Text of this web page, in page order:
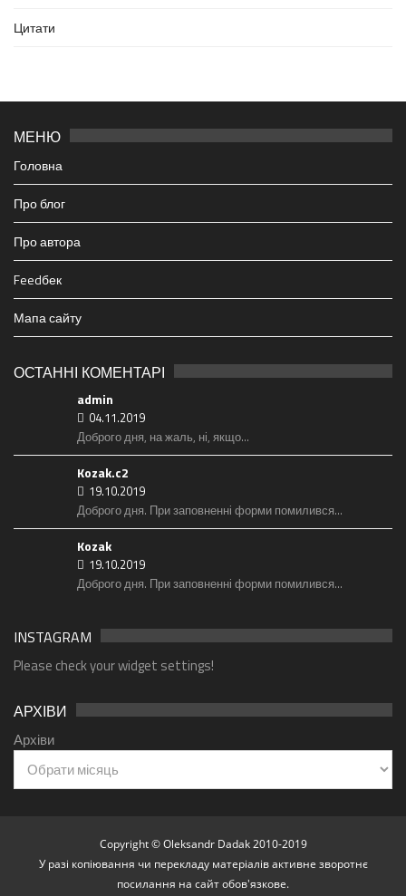
Цитати
МЕНЮ
Головна
Про блог
Про автора
Feedбек
Мапа сайту
ОСТАННІ КОМЕНТАРІ
admin
04.11.2019
Доброго дня, на жаль, ні, якщо...
Kozak.c2
19.10.2019
Доброго дня. При заповненні форми помилився...
Kozak
19.10.2019
Доброго дня. При заповненні форми помилився...
INSTAGRAM
Please check your widget settings!
АРХІВИ
Архіви
Copyright © Oleksandr Dadak 2010-2019
У разі копіювання чи перекладу матеріалів активне зворотнє
посилання на сайт обов'язкове.